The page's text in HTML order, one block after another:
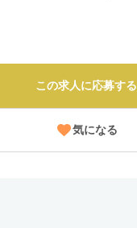
この求人に応募する
気になる